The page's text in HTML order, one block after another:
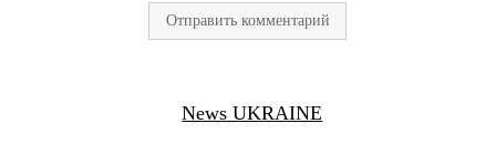
News UKRAINE